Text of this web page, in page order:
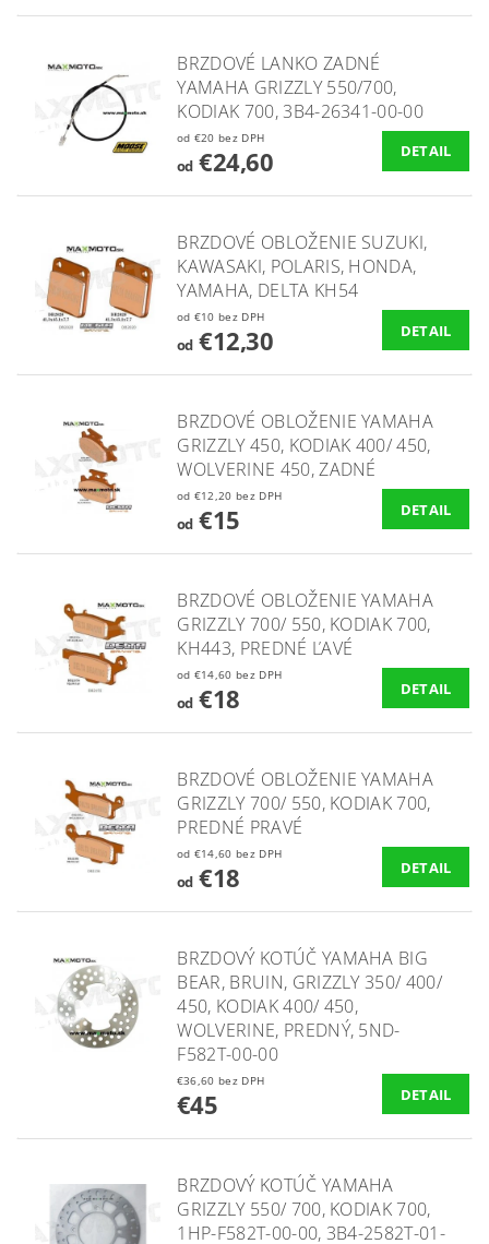
BRZDOVÉ LANKO ZADNÉ
YAMAHA GRIZZLY 550/700,
KODIAK 700, 3B4-26341-00-00
od €20 bez DPH
od€24,60 DETAIL
BRZDOVÉ OBLOŽENIE SUZUKI,
KAWASAKI, POLARIS, HONDA,
YAMAHA, DELTA KH54
od €10 bez DPH
od€12,30 DETAIL
BRZDOVÉ OBLOŽENIE YAMAHA
GRIZZLY 450, KODIAK 400/ 450,
WOLVERINE 450, ZADNÉ
od €12,20 bez DPH
od€15 DETAIL
BRZDOVÉ OBLOŽENIE YAMAHA
GRIZZLY 700/ 550, KODIAK 700,
KH443, PREDNÉ ĽAVÉ
od €14,60 bez DPH
od€18 DETAIL
BRZDOVÉ OBLOŽENIE YAMAHA
GRIZZLY 700/ 550, KODIAK 700,
PREDNÉ PRAVÉ
od €14,60 bez DPH
od€18 DETAIL
BRZDOVÝ KOTÚČ YAMAHA BIG
BEAR, BRUIN, GRIZZLY 350/ 400/
450, KODIAK 400/ 450,
WOLVERINE, PREDNÝ, 5ND-
F582T-00-00
€36,60 bez DPH
€45 DETAIL
BRZDOVÝ KOTÚČ YAMAHA
GRIZZLY 550/ 700, KODIAK 700,
1HP-F582T-00-00, 3B4-2582T-01-